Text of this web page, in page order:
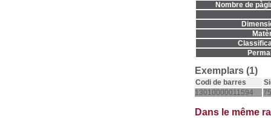
Nombre de
Exemplars (1)
Codi de barres
13010000011594
Dans le même